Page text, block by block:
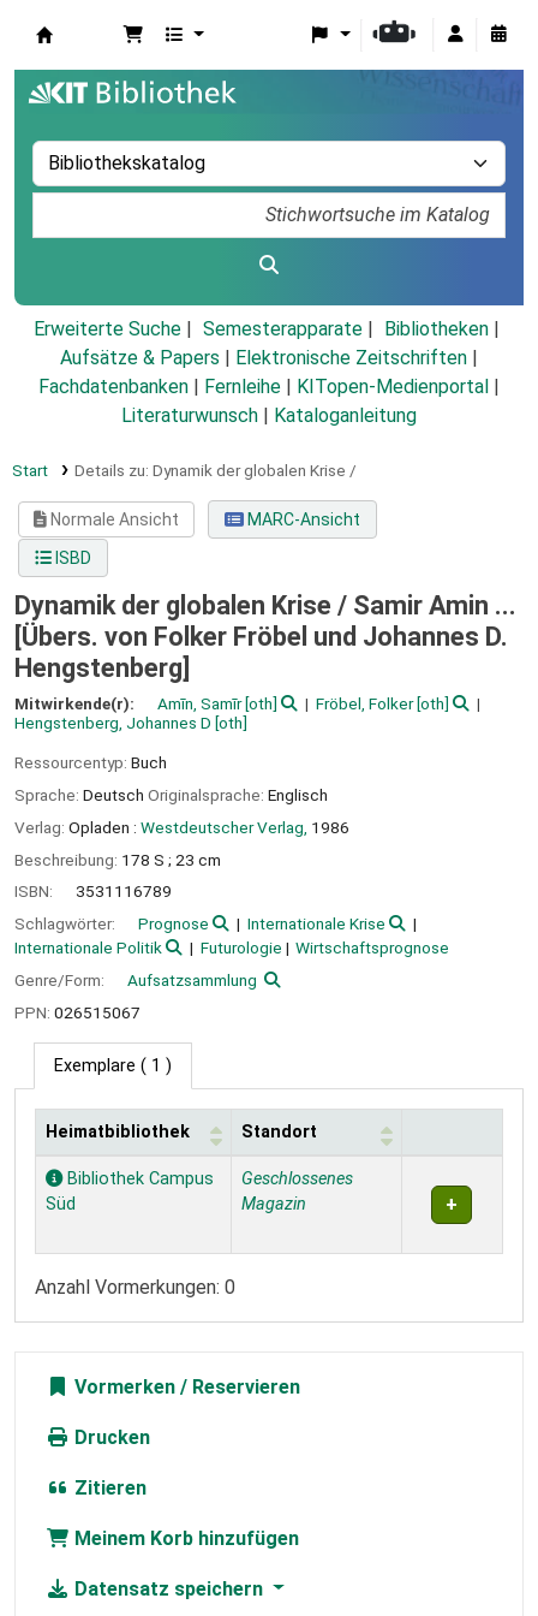
Erweiterte Suche Semesterapparate
Bibliotheken
Aufsätze & Papers
Elektronische Zeitschriften
Fachdatenbanken
Fernleihe KITopen-Medienportal
Literaturwunsch
Kataloganleitung
Start Details zu: Dynamik der globalen Krise /
Normale Ansicht
MARC-Ansicht
ISBD
Dynamik der globalen Krise / Samir Amin ...
[Übers. von Folker Fröbel und Johannes D.
Hengstenberg]
Mitwirkende(r): Amīn, Samīr[oth] Fröbel, Folker[oth]
Hengstenberg, Johannes D [oth]
Ressourcentyp: Buch
Sprache: Deutsch Originalsprache: Englisch
Verlag: Opladen : Westdeutscher Verlag, 1986
Beschreibung: 178 S ; 23 cm
ISBN:
3531116789
Schlagwörter:
Prognose
Internationale Krise
Internationale Politik
Futurologie
Wirtschaftsprognose
Genre/Form:
Aufsatzsammlung
PPN: 026515067
Exemplare ( 1 )
Exemplare
Heimatbibliothek Standort
Bibliothek Campus
Süd
Geschlossenes
Magazin
Anzahl Vormerkungen: 0
Vormerken
Drucken
Zitieren
Meinem Korb hinzufügen
Datensatz speichern